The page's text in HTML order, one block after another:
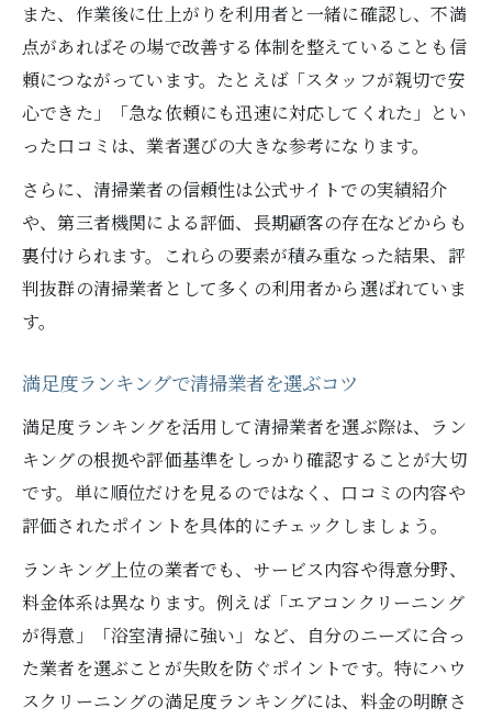
また、作業後に仕上がりを利用者と一緒に確認し、不満
点があればその場で改善する体制を整えていることも信
頼につながっています。たとえば「スタッフが親切で安
心できた」「急な依頼にも迅速に対応してくれた」とい
った口コミは、業者選びの大きな参考になります。
さらに、清掃業者の信頼性は公式サイトでの実績紹介
や、第三者機関による評価、長期顧客の存在などからも
裏付けられます。これらの要素が積み重なった結果、評
判抜群の清掃業者として多くの利用者から選ばれていま
す。
満足度ランキングで清掃業者を選ぶコツ
満足度ランキングを活用して清掃業者を選ぶ際は、ラン
キングの根拠や評価基準をしっかり確認することが大切
です。単に順位だけを見るのではなく、口コミの内容や
評価されたポイントを具体的にチェックしましょう。
ランキング上位の業者でも、サービス内容や得意分野、
料金体系は異なります。例えば「エアコンクリーニング
が得意」「浴室清掃に強い」など、自分のニーズに合っ
た業者を選ぶことが失敗を防ぐポイントです。特にハウ
スクリーニングの満足度ランキングには、料金の明瞭さ